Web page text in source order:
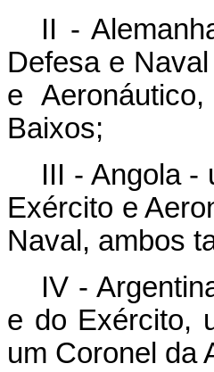
II -
Defesa e
e
Baixos;
III - Angola -
Exército e
Naval, ambos
IV -
e do Exército,
um Coronel da